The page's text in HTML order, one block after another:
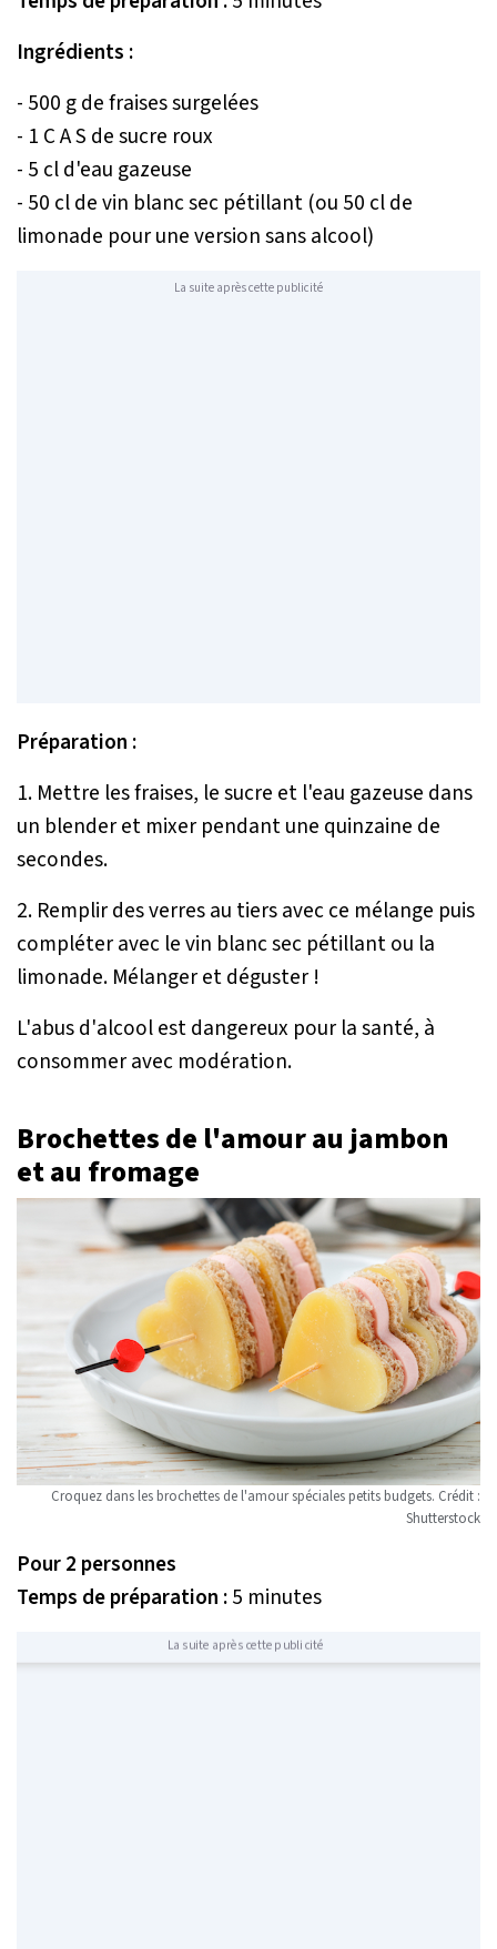
Ingrédients :
- 500 g de fraises surgelées
- 1 C A S de sucre roux
- 5 cl d'eau gazeuse
- 50 cl de vin blanc sec pétillant (ou 50 cl de
limonade pour une version sans alcool)
La suite après cette publicité
Préparation :
1. Mettre les fraises, le sucre et l'eau gazeuse dans
un blender et mixer pendant une quinzaine de
secondes.
2. Remplir des verres au tiers avec ce mélange puis
compléter avec le vin blanc sec pétillant ou la
limonade. Mélanger et déguster !
L'abus d'alcool est dangereux pour la santé, à
consommer avec modération.
Brochettes de l'amour au jambon
et au fromage
Croquez dans les brochettes de l'amour spéciales petits budgets. Crédit :
Shutterstock
Pour 2 personnes
Temps de préparation :5 minutes
La suite après cette publicité